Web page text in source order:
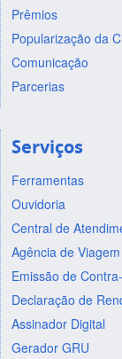
Prêmios
Popularização da
Comunicação
Parcerias
Serviços
Ferramentas
Ouvidoria
Central de
Agência de Viagem
Emissão de
Declaração de
Assinador Digital
Gerador GRU